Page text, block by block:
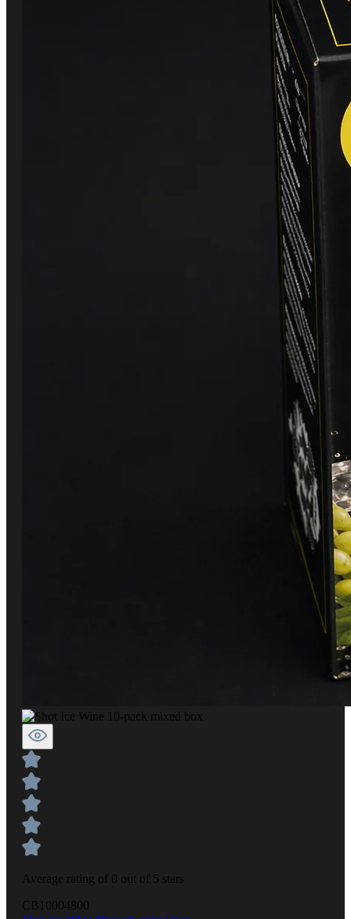
Average rating of 0 out of 5 stars
CB10004800